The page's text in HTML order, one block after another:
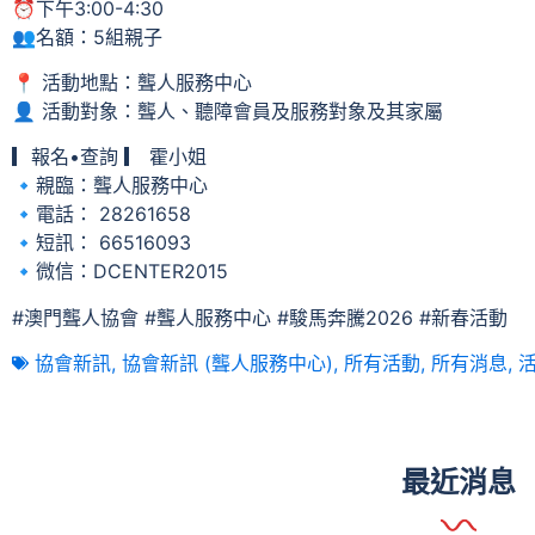
⏰下午3:00-4:30
👥名額：5組親子
📍 活動地點：聾人服務中心
👤 活動對象：聾人、聽障會員及服務對象及其家屬
▎報名•查詢 ▎ 霍小姐
🔹親臨：聾人服務中心
🔹電話： 28261658
🔹短訊： 66516093
🔹微信：DCENTER2015
#澳門聾人協會 #聾人服務中心 #駿馬奔騰2026 #新春活動
協會新訊, 協會新訊 (聾人服務中心), 所有活動, 所有消息,
最近消息